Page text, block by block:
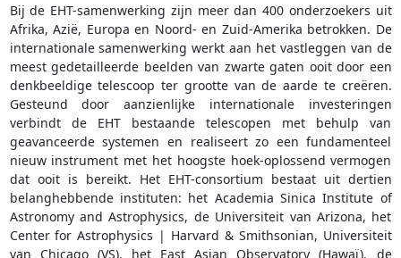
Bij de EHT-samenwerking zijn meer dan 400 onderzoekers uit
Afrika, Azië, Europa en Noord- en Zuid-Amerika betrokken. De
internationale samenwerking werkt aan het vastleggen van de
meest gedetailleerde beelden van zwarte gaten ooit door een
denkbeeldige telescoop ter grootte van de aarde te creëren.
Gesteund door aanzienlijke internationale investeringen
verbindt de EHT bestaande telescopen met behulp van
geavanceerde systemen en realiseert zo een fundamenteel
nieuw instrument met het hoogste hoek-oplossend vermogen
dat ooit is bereikt. Het EHT-consortium bestaat uit dertien
belanghebbende instituten: het Academia Sinica Institute of
Astronomy and Astrophysics, de Universiteit van Arizona, het
Center for Astrophysics | Harvard & Smithsonian, Universiteit
van Chicago (VS), het East Asian Observatory (Hawaï), de